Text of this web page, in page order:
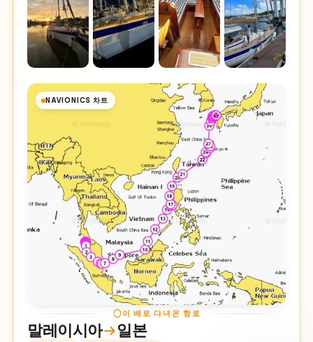
NAVIONICS 차트
이 배로 다녀온 항로
말레이시아 일본